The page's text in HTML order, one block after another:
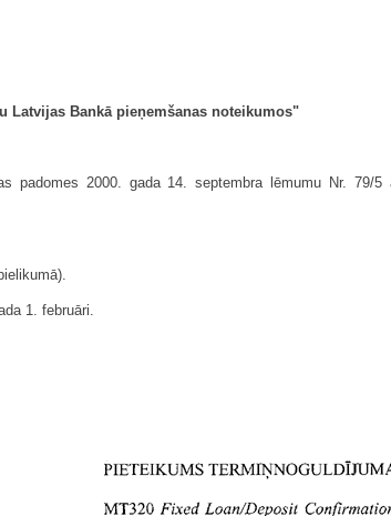
Bankā pieņemšanas noteikumos"
padomes 2000. gada 14. septembra lēmumu Nr. 79/5
1. februāri.